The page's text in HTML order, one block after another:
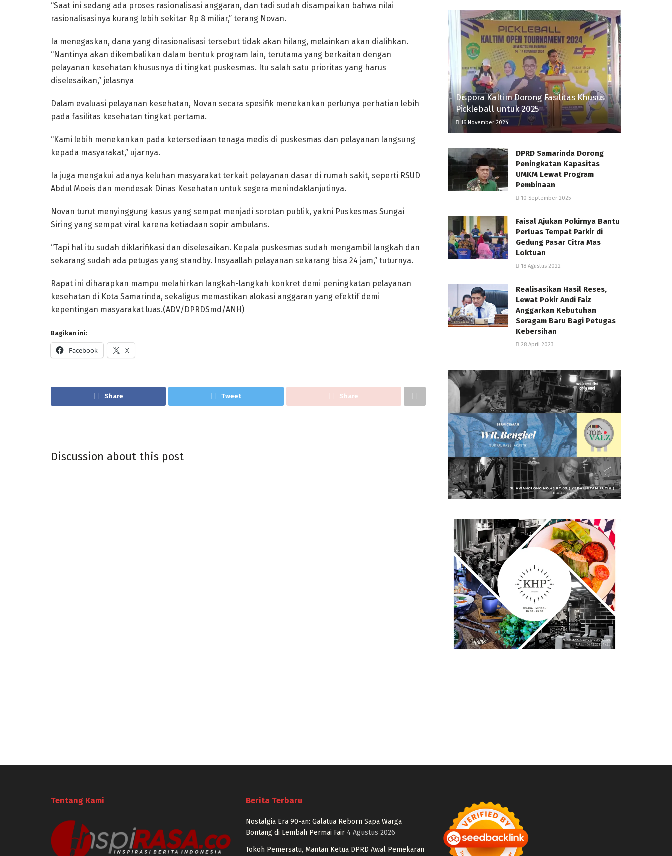
“Saat ini sedang ada proses rasionalisasi anggaran, dan tadi sudah disampaikan bahwa nilai
rasionalisasinya kurang lebih sekitar Rp 8 miliar,” terang Novan.
Ia menegaskan, dana yang dirasionalisasi tersebut tidak akan hilang, melainkan akan dialihkan.
“Nantinya akan dikembalikan dalam bentuk program lain, terutama yang berkaitan dengan
pelayanan kesehatan khususnya di tingkat puskesmas. Itu salah satu prioritas yang harus
diselesaikan,” jelasnya
Dalam evaluasi pelayanan kesehatan, Novan secara spesifik menekankan perlunya perhatian lebih
pada fasilitas kesehatan tingkat pertama.
“Kami lebih menekankan pada ketersediaan tenaga medis di puskesmas dan pelayanan langsung
kepada masyarakat,” ujarnya.
Ia juga mengakui adanya keluhan masyarakat terkait pelayanan dasar di rumah sakit, seperti RSUD
Abdul Moeis dan mendesak Dinas Kesehatan untuk segera menindaklanjutinya.
Novan turut menyinggung kasus yang sempat menjadi sorotan publik, yakni Puskesmas Sungai
Siring yang sempat viral karena ketiadaan sopir ambulans.
“Tapi hal itu sudah diklarifikasi dan diselesaikan. Kepala puskesmas sudah mengambil langkah dan
sekarang sudah ada petugas yang standby. Insyaallah pelayanan sekarang bisa 24 jam,” tuturnya.
Rapat ini diharapkan mampu melahirkan langkah-langkah konkret demi peningkatan pelayanan
kesehatan di Kota Samarinda, sekaligus memastikan alokasi anggaran yang efektif demi
kepentingan masyarakat luas.(ADV/DPRDSmd/ANH)
Bagikan ini:
Facebook X
Share Tweet Share
Discussion about this post
Dispora Kaltim Dorong Fasilitas Khusus
Pickleball untuk 2025
16 November 2024
DPRD Samarinda Dorong
Peningkatan Kapasitas
UMKM Lewat Program
Pembinaan
10 September 2025
Faisal Ajukan Pokirnya Bantu
Perluas Tempat Parkir di
Gedung Pasar Citra Mas
Loktuan
18 Agustus 2022
Realisasikan Hasil Reses,
Lewat Pokir Andi Faiz
Anggarkan Kebutuhan
Seragam Baru Bagi Petugas
Kebersihan
28 April 2023
Tentang Kami Berita Terbaru
Nostalgia Era 90-an: Galatua Reborn Sapa Warga
Bontang di Lembah Permai Fair 4 Agustus 2026
Tokoh Pemersatu, Mantan Ketua DPRD Awal Pemekaran